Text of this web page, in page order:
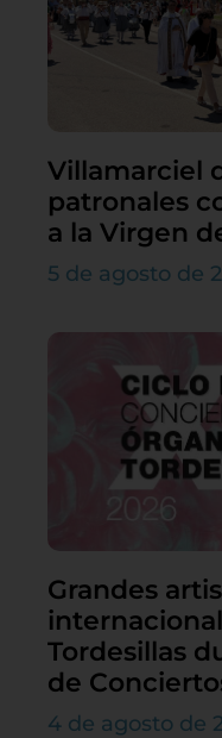
Villamarciel
patronales
a la Virgen
5 de agosto de
Grandes
Tordesillas
de
4 de agosto de